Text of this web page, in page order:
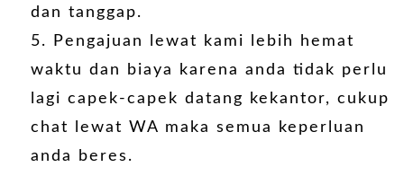
dan tanggap.
Pengajuan lewat kami lebih hemat
waktu dan biaya karena anda tidak perlu
lagi capek-capek datang kekantor, cukup
chat lewat WA maka semua keperluan
anda beres.